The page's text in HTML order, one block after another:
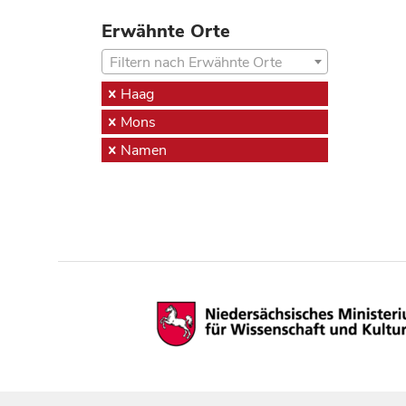
Erwähnte Orte
Filtern nach Erwähnte Orte
Haag
Mons
Namen